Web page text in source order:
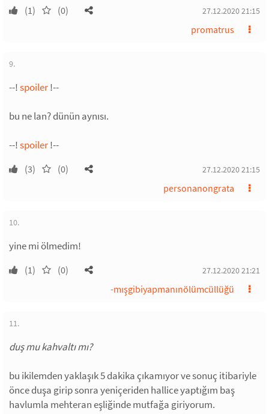
(1) (0) 27.12.2020 21:15
promatrus
9.
--!spoiler!--
bu ne lan? dünün aynısı.
--!spoiler!--
(3) (0) 27.12.2020 21:15
personanongrata
10.
yine mi ölmedim!
(1) (0) 27.12.2020 21:21
-mışgibiyapmanınölümcüllüğü
11.
duş mu kahvaltı mı?
bu ikilemden yaklaşık 5 dakika çıkamıyor ve sonuç itibariyle
önce duşa girip sonra yeniçeriden hallice yaptığım baş
havlumla mehteran eşliğinde mutfağa giriyorum.